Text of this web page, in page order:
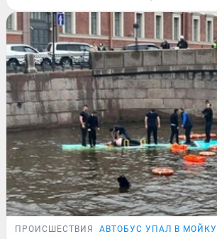
ПРОИСШЕСТВИЯ АВТОБУС УПАЛ В МОЙКУ